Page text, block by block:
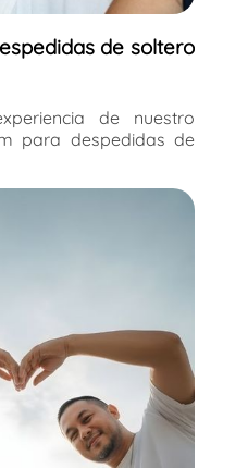
de soltero
de nuestro
para despedidas de